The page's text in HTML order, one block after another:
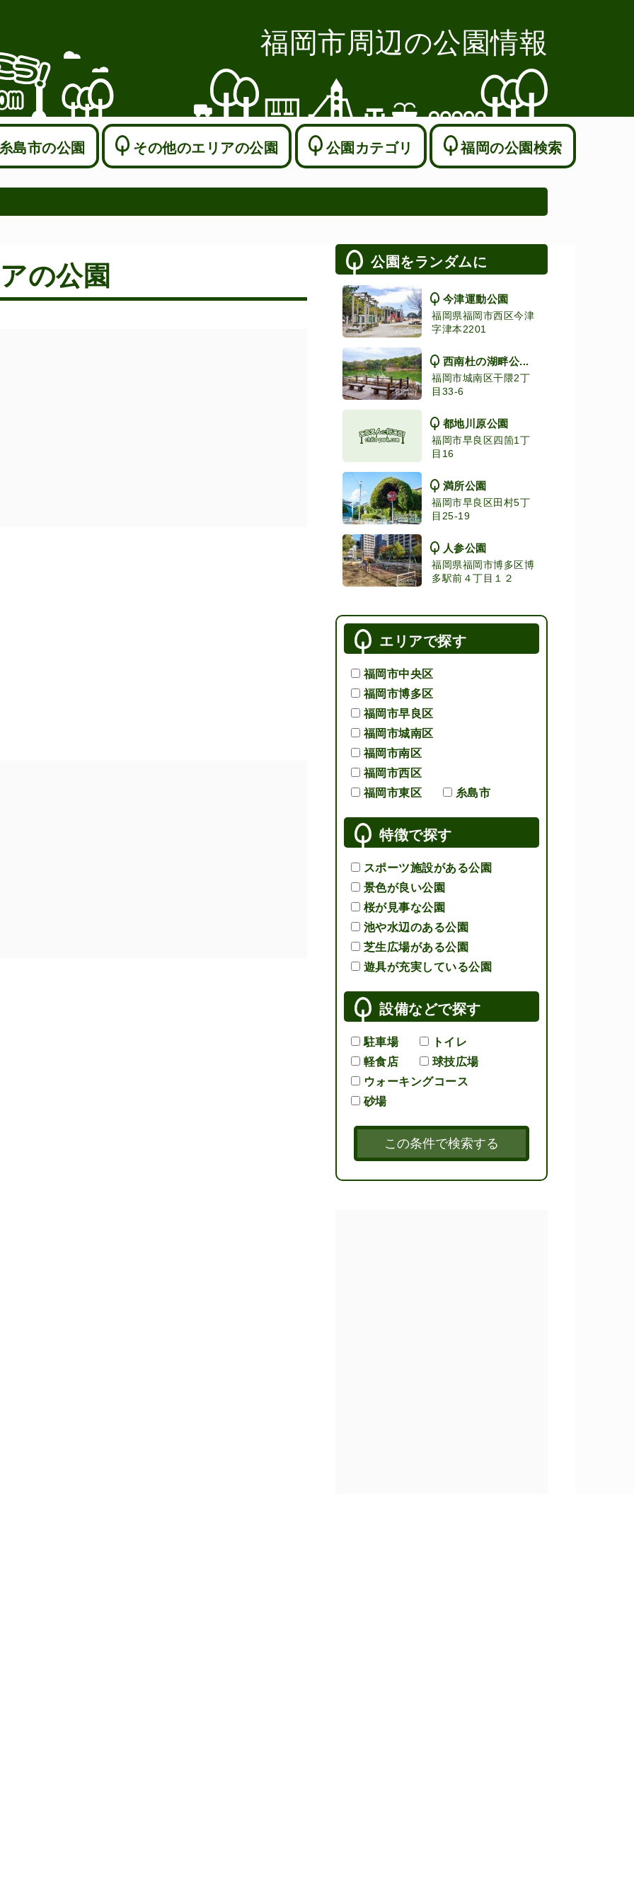
福岡市周辺の公園情報
島市の公園 その他のエリアの公園 公園カテゴリ 福岡の公園検索
の公園 公園をランダムに
今津運動公園
福岡県福岡市西区今津
字津本2201
西南杜の湖畔公...
福岡市城南区干隈2丁
目33-6
都地川原公園
福岡市早良区四箇1丁
目16
満所公園
福岡市早良区田村5丁
目25-19
人参公園
福岡県福岡市博多区博
多駅前４丁目１２
エリアで探す
福岡市中央区
福岡市博多区
福岡市早良区
福岡市城南区
福岡市南区
福岡市西区
福岡市東区
糸島市
特徴で探す
スポーツ施設がある公園
景色が良い公園
桜が見事な公園
池や水辺のある公園
芝生広場がある公園
遊具が充実している公園
設備などで探す
駐車場
トイレ
軽食店
球技広場
ウォーキングコース
砂場